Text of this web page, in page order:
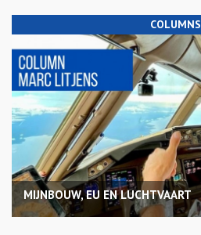
COLUMNS
MIJNBOUW, EU EN LUCHTVAART